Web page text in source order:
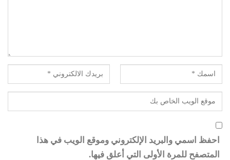
احفظ اسمي والبريد الإلكتروني وموقع الويب في هذا
المتصفح للمرة الأولى التي أعلق فيها.